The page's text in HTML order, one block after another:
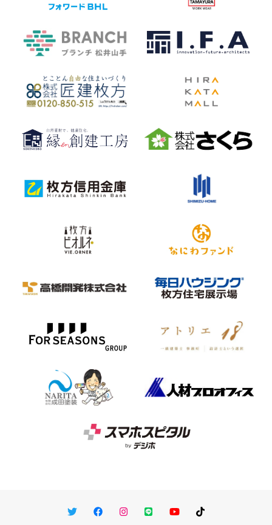
TwitterFacebookInstagram
LINE You TubeTikTok